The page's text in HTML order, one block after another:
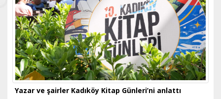
Yazar ve şairler Kadıköy Kitap Günleri’ni anlattı